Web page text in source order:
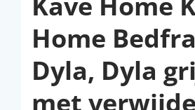
Home
Dyla, Dyla
met